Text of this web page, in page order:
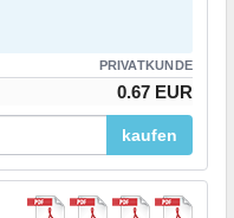
PRIVATKUNDE
0.67 EUR
kaufen